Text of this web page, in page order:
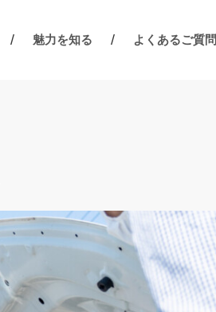
魅力を知る よくあるご質問